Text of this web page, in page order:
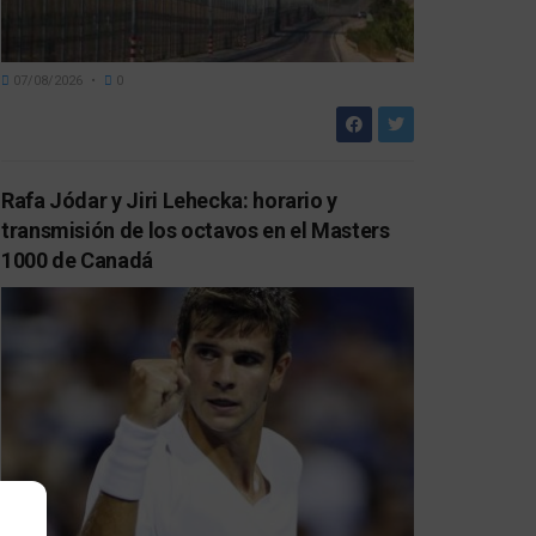
07/08/2026 0
Rafa Jódar y Jiri Lehecka: horario y
transmisión de los octavos en el Masters
1000 de Canadá